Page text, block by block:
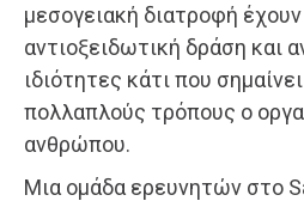
μεσογειακή διατροφή
αντιοξειδωτική δράση και
ιδιότητες κάτι που
πολλαπλούς τρόπους ο
ανθρώπου.
Μια ομάδα ερευνητών στο